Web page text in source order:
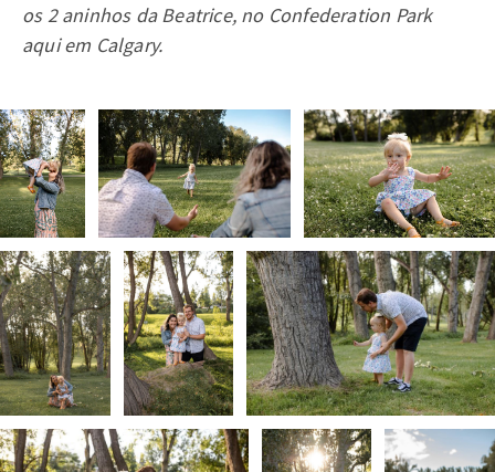
os 2 aninhos da Beatrice, no Confederation Park
aqui em Calgary.